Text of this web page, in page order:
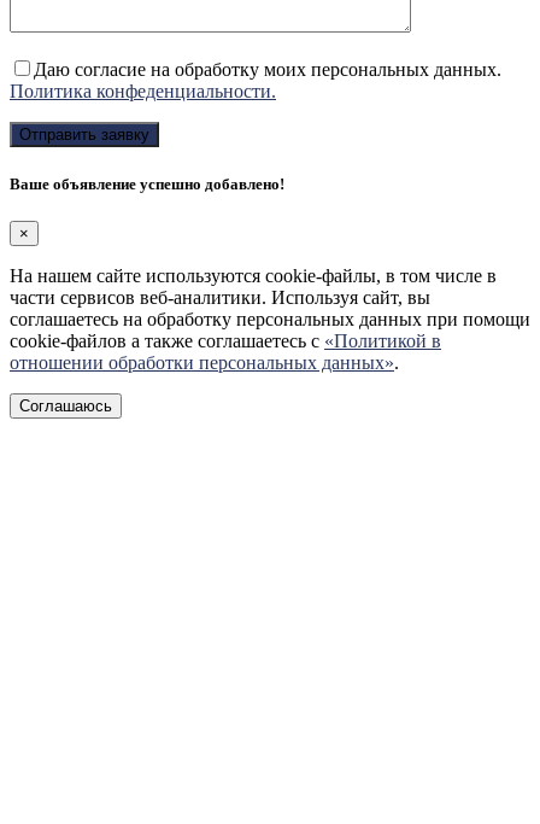
Даю согласие на обработку моих персональных данных.
Политика конфеденциальности.
Ваше объявление успешно добавлено!
×
На нашем сайте используются cookie-файлы, в том числе в
части сервисов веб-аналитики. Используя сайт, вы
соглашаетесь на обработку персональных данных при помощи
cookie-файлов а также соглашаетесь с «Политикой в
отношении обработки персональных данных».
Соглашаюсь